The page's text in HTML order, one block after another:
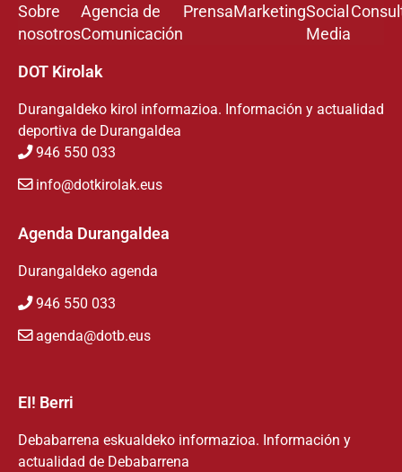
Sobre
nosotros
Agencia de
Comunicación
PrensaMarketingSocial
Media
DOT Kirolak
Durangaldeko kirol informazioa. Información y actualidad
deportiva de Durangaldea
946 550 033
info@dotkirolak.eus
Agenda Durangaldea
Durangaldeko agenda
946 550 033
agenda@dotb.eus
EI! Berri
Debabarrena eskualdeko informazioa. Información y
actualidad de Debabarrena